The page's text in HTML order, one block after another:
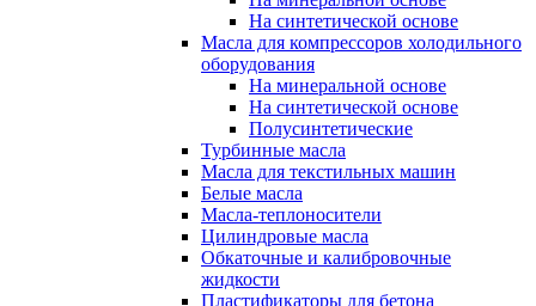
На синтетической основе
Масла для компрессоров холодильного
оборудования
На минеральной основе
На синтетической основе
Полусинтетические
Турбинные масла
Масла для текстильных машин
Белые масла
Масла-теплоносители
Цилиндровые масла
Обкаточные и калибровочные
жидкости
Пластификаторы для бетона